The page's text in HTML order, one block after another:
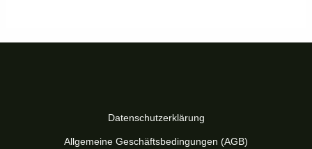
Datenschutzerklärung
Allgemeine Geschäftsbedingungen (AGB)